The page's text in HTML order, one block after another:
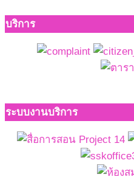
บริการ
ระบบงานบริการ